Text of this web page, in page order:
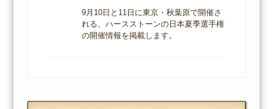
9月10日と11日に東京・秋葉原で開催さ
れる、ハースストーンの日本夏季選手権
の開催情報を掲載します。